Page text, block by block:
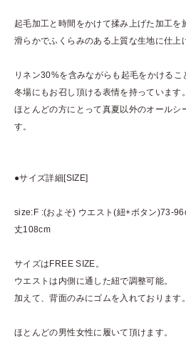
起毛加工と時間をかけて揉み上げた加工を
滑らかでふくらみのある上質な生地に仕上
リネン30%を含みながらも起毛をかけるこ
冬場にもお召し頂ける表情を持っています。
ほとんどの方にとって真夏以外のオールシ
す。
●サイズ詳細[SIZE]
size:F :(およそ) ウエスト(紐+ボタン)73-
丈108cm
サイズはFREE SIZE。
ウエストは内側に通した紐で調整可能。
加えて、背面のみにゴムを入れております。
ほとんどの男性女性に履いて頂けます。